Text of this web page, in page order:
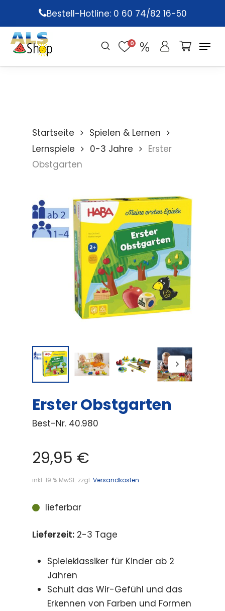
main
content
Bestell-Hotline: 0 60 74/82 16-50
0
Startseite
Spielen & Lernen
Lernspiele
0-3 Jahre
Erster
Obstgarten
Erster Obstgarten
Best-Nr. 40.980
29,95 €
inkl. 19 % MwSt. zzgl. Versandkosten
lieferbar
Lieferzeit: 2-3 Tage
Spieleklassiker für Kinder ab 2
Jahren
Schult das Wir-Gefühl und das
Erkennen von Farben und Formen